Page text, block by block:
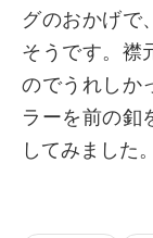
グのおかげで
そうです。襟
のでうれしか
ラーを前の釦
してみました。